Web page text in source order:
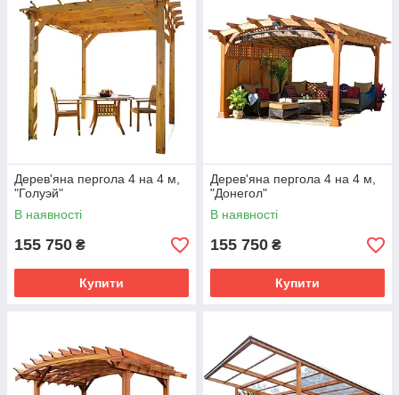
Дерев'яна пергола 4 на 4 м,
"Голуэй"
В наявності
155 750 ₴
Купити
Дерев'яна пергола 4 на 4 м,
"Донегол"
В наявності
155 750 ₴
Купити